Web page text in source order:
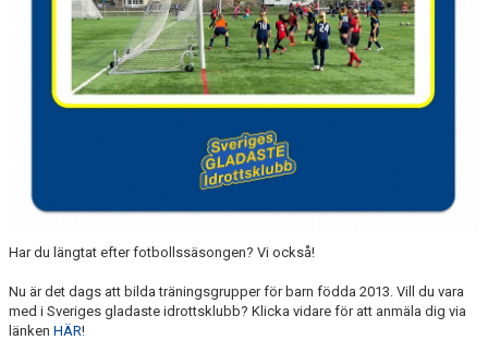
Har du längtat efter fotbollssäsongen? Vi också!
Nu är det dags att bilda träningsgrupper för barn födda 2013. Vill du vara
med i Sveriges gladaste idrottsklubb? Klicka vidare för att anmäla dig via
länken HÄR!